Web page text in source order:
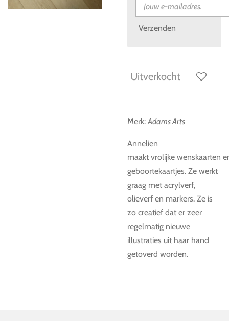
Verzenden
Uitverkocht
Merk:Adams Arts
Annelien
maakt vrolijke wenskaarten
geboortekaartjes. Ze werkt
graag met acrylverf,
olieverf en markers. Ze is
zo creatief dat er zeer
regelmatig nieuwe
illustraties uit haar hand
getoverd worden.